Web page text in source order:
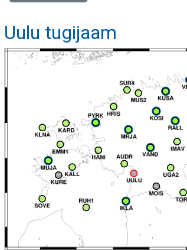
Uulu tugijaam